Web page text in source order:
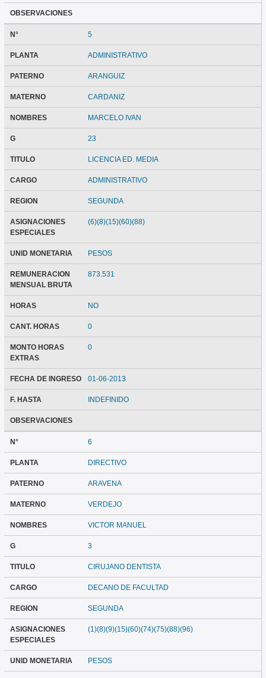
OBSERVACIONES
N° 5
PLANTA ADMINISTRATIVO
PATERNO ARANGUIZ
MATERNO CARDANIZ
NOMBRES MARCELO IVAN
G 23
TITULO LICENCIA ED. MEDIA
CARGO ADMINISTRATIVO
REGION SEGUNDA
ASIGNACIONES
ESPECIALES
(6)(8)(15)(60)(88)
UNID MONETARIA PESOS
REMUNERACION
MENSUAL BRUTA
873.531
HORAS NO
CANT. HORAS 0
MONTO HORAS
EXTRAS
0
FECHA DE INGRESO 01-06-2013
F. HASTA INDEFINIDO
OBSERVACIONES
N° 6
PLANTA DIRECTIVO
PATERNO ARAVENA
MATERNO VERDEJO
NOMBRES VICTOR MANUEL
G 3
TITULO CIRUJANO DENTISTA
CARGO DECANO DE FACULTAD
REGION SEGUNDA
ASIGNACIONES
ESPECIALES
(1)(8)(9)(15)(60)(74)(75)(88)(96)
UNID MONETARIA PESOS